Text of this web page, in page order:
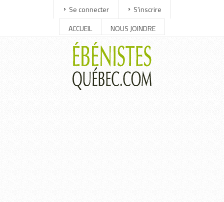
Se connecter
S'inscrire
ACCUEIL
NOUS JOINDRE